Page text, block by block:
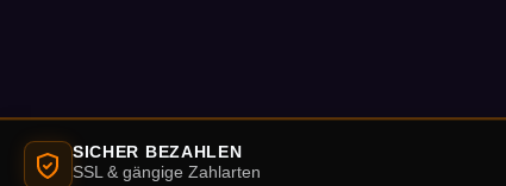
SICHER BEZAHLEN
SSL & gängige Zahlarten